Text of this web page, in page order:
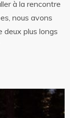
à la rencontre
nous avons
deux plus longs